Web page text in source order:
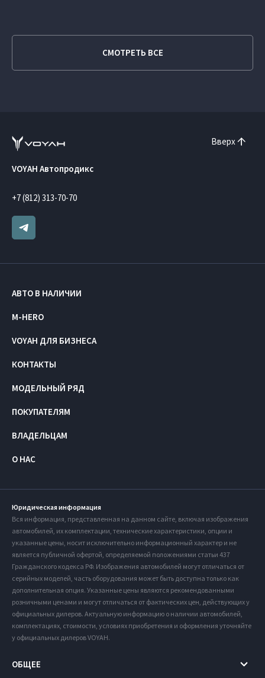
СМОТРЕТЬ ВСЕ
Вверх
VOYAH Автопродикс
+7 (812) 313-70-70
АВТО В НАЛИЧИИ
M-HERO
VOYAH ДЛЯ БИЗНЕСА
КОНТАКТЫ
МОДЕЛЬНЫЙ РЯД
ПОКУПАТЕЛЯМ
ВЛАДЕЛЬЦАМ
О НАС
Юридическая информация
Вся информация, представленная на данном сайте, включая изображения
автомобилей, их комплектации, технические характеристики, опции и
указанные цены, носит исключительно информационный характер и не
является публичной офертой, определяемой положениями статьи 437
Гражданского кодекса РФ. Изображения автомобилей могут отличаться от
серийных моделей, часть оборудования может быть доступна только как
дополнительная опция. Указанные цены являются рекомендованными
розничными ценами и могут отличаться от фактических цен, действующих у
официальных дилеров. Актуальную информацию о наличии автомобилей,
комплектациях, стоимости, условиях приобретения и оформления уточняйте
у официальных дилеров VOYAH.
ОБЩЕЕ